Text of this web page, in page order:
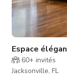
Espace
60+ invités
Jacksonville, FL